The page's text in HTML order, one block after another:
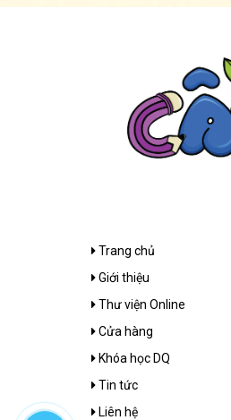
Trang chủ
Giới thiệu
Thư viện Online
Cửa hàng
Khóa học DQ
Tin tức
Liên hệ